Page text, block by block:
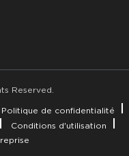
Reserved.
Politique de confidentialité
Conditions d'utilisation